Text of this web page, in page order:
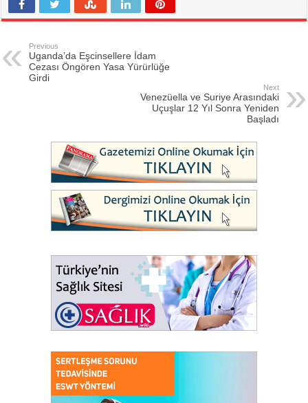
Previous
Uganda’da Eşcinsellere İdam
Cezası Öngören Yasa Yürürlüğe
Girdi
Next
Venezüella ve Suriye Arasındaki
Uçuşlar 12 Yıl Sonra Yeniden
Başladı